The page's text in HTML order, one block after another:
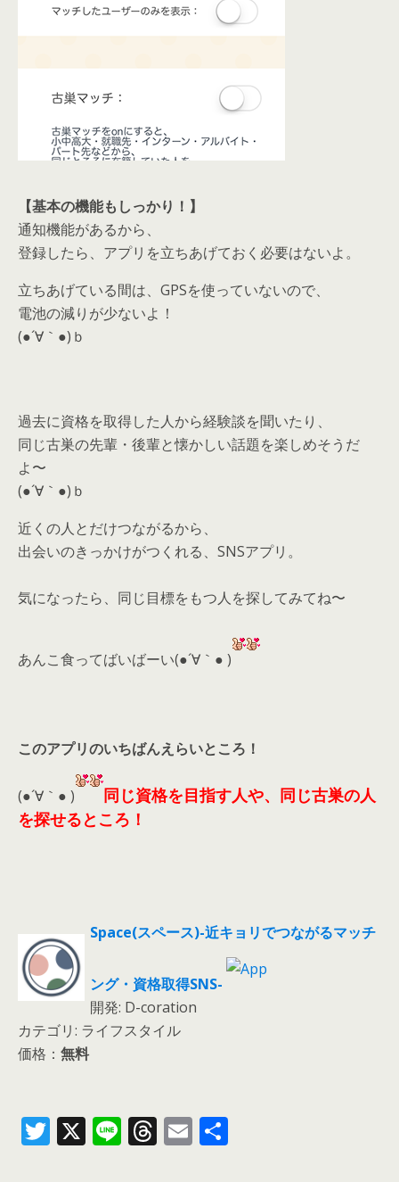
【基本の機能もしっかり！】
通知機能があるから、
登録したら、アプリを立ちあげておく必要はないよ。
立ちあげている間は、GPSを使っていないので、
電池の減りが少ないよ！
(●´∀｀●)ｂ
過去に資格を取得した人から経験談を聞いたり、
同じ古巣の先輩・後輩と懐かしい話題を楽しめそうだ
よ〜
(●´∀｀●)ｂ
近くの人とだけつながるから、
出会いのきっかけがつくれる、SNSアプリ。
気になったら、 同じ目標をもつ人を探してみてね〜
あんこ食ってばいばーい(●´∀｀● )
このアプリのいちばんえらいところ！
(●´∀｀● )
同じ資格を目指す人や、同じ古巣の人
を探せるところ！
Space(スペース)-近キョリでつながるマッチ
ング・資格取得SNS-
開発: D-coration
カテゴリ: ライフスタイル
価格： 無料
T X Li T E